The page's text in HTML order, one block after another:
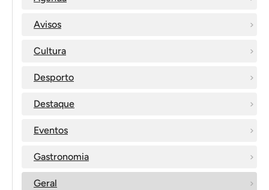
Avisos
Cultura
Desporto
Destaque
Eventos
Gastronomia
Geral